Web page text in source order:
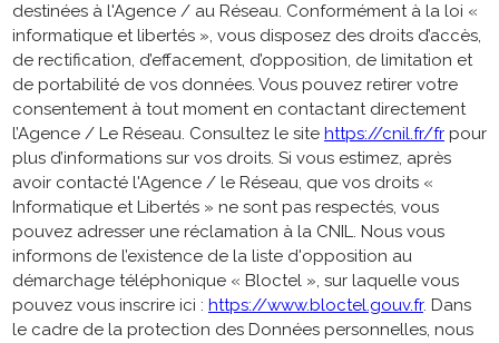
destinées à l'Agence / au Réseau. Conformément à la loi «
informatique et libertés », vous disposez des droits d’accès,
de rectification, d’effacement, d’opposition, de limitation et
de portabilité de vos données. Vous pouvez retirer votre
consentement à tout moment en contactant directement
l’Agence / Le Réseau. Consultez le site https://cnil.fr/fr pour
plus d’informations sur vos droits. Si vous estimez, après
avoir contacté l'Agence / le Réseau, que vos droits «
Informatique et Libertés » ne sont pas respectés, vous
pouvez adresser une réclamation à la CNIL. Nous vous
informons de l’existence de la liste d'opposition au
démarchage téléphonique « Bloctel », sur laquelle vous
pouvez vous inscrire ici : https://www.bloctel.gouv.fr. Dans
le cadre de la protection des Données personnelles, nous